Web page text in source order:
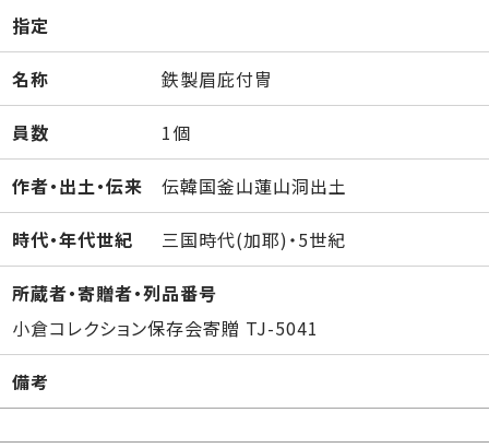
指定
名称 鉄製眉庇付冑
員数 1個
作者・出土・伝来 伝韓国釜山蓮山洞出土
時代・年代世紀 三国時代(加耶)・5世紀
所蔵者・寄贈者・列品番号
小倉コレクション保存会寄贈 TJ-5041
備考